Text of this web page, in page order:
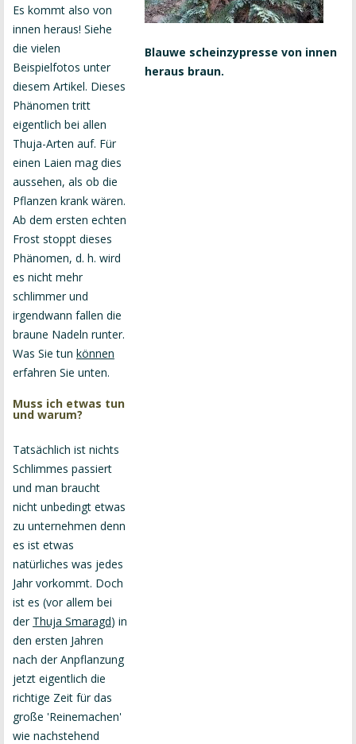
Es kommt also von
innen heraus! Siehe
die vielen
Beispielfotos unter
diesem Artikel. Dieses
Phänomen tritt
eigentlich bei allen
Thuja-Arten auf. Für
einen Laien mag dies
aussehen, als ob die
Pflanzen krank wären.
Ab dem ersten echten
Frost stoppt dieses
Phänomen, d. h. wird
es nicht mehr
schlimmer und
irgendwann fallen die
braune Nadeln runter.
Was Sie tun können
erfahren Sie unten.
Muss ich etwas tun
und warum?
Tatsächlich ist nichts
Schlimmes passiert
und man braucht
nicht unbedingt etwas
zu unternehmen denn
es ist etwas
natürliches was jedes
Jahr vorkommt. Doch
ist es (vor allem bei
der Thuja Smaragd) in
den ersten Jahren
nach der Anpflanzung
jetzt eigentlich die
richtige Zeit für das
große 'Reinemachen'
wie nachstehend
Blauwe scheinzypresse von innen
heraus braun.